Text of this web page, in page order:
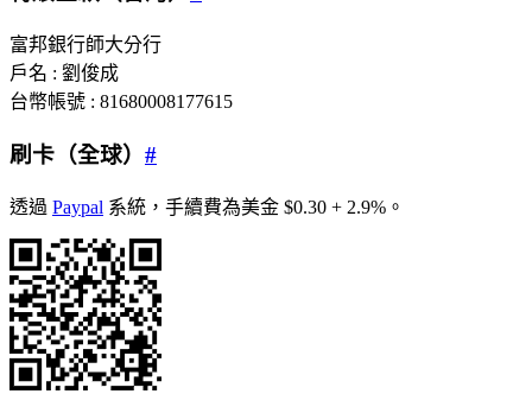
富邦銀行師大分行
戶名 : 劉俊成
台幣帳號 : 81680008177615
刷卡（全球） #
透過 Paypal 系統，手續費為美金 $0.30 + 2.9%。